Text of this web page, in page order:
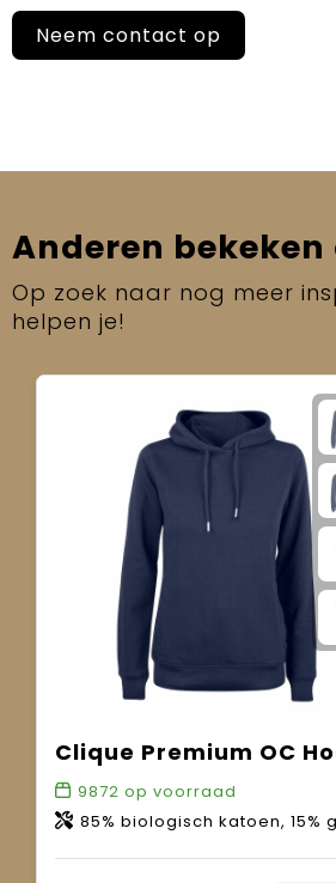
Neem contact op
Anderen bekeken
Op zoek naar nog meer
helpen je!
9872 op voorraad
85% biologisch katoen, 15% gerecycled